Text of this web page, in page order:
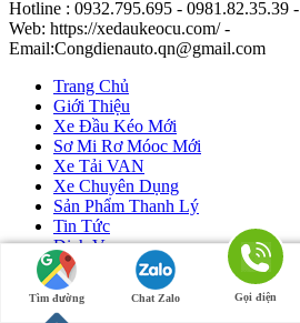
Hotline : 0932.795.695 - 0981.82.35.39 -
Web: https://xedaukeocu.com/ -
Email:Congdienauto.qn@gmail.com
Tìm đường Chat Zalo Gọi điện
Trang Chủ
Giới Thiệu
Xe Đầu Kéo Mới
Sơ Mi Rơ Móoc Mới
Xe Tải VAN
Xe Chuyên Dụng
Sản Phẩm Thanh Lý
Tin Tức
Dịch Vụ
Liên Hệ
Ô Tô Huỳnh Gia Phát|Xe Đầu Kéo Mỹ